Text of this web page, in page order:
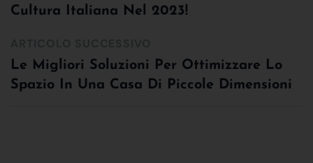
Cultura Italiana Nel 2023!
Le Migliori Soluzioni Per Ottimizzare Lo
Spazio In Una Casa Di Piccole Dimensioni